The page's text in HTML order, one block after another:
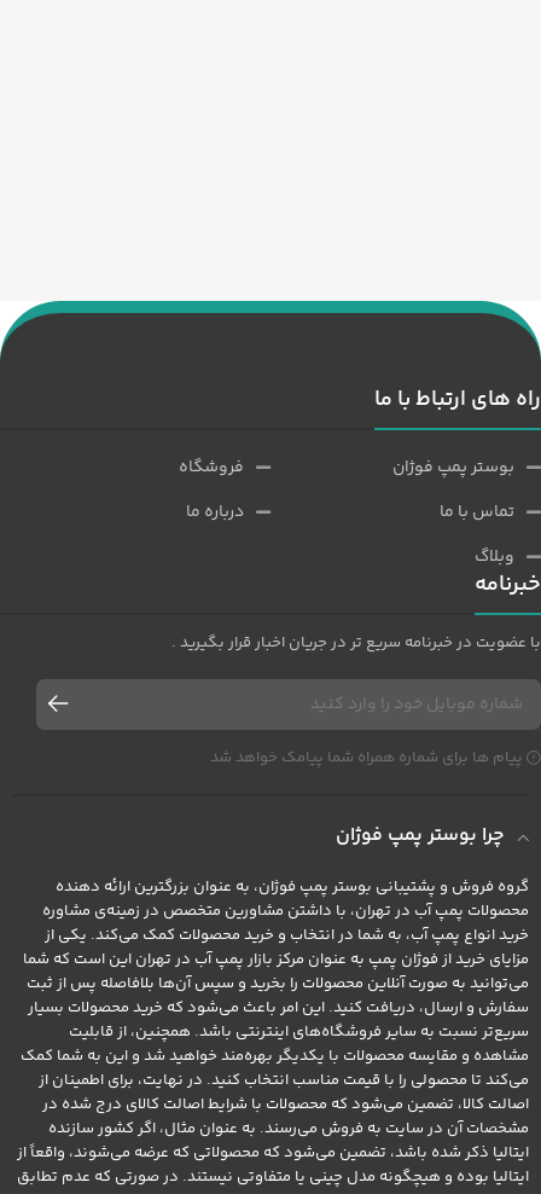
راه های ارتباط با ما
بوستر پمپ فوژان
تماس با ما
وبلاگ
فروشگاه
درباره ما
خبرنامه
با عضویت در خبرنامه سریع تر در جریان اخبار قرار بگیرید .
پیام ها برای شماره همراه شما پیامک خواهد شد
چرا بوستر پمپ فوژان
گروه فروش و پشتیبانی بوستر پمپ فوژان، به عنوان بزرگترین ارائه دهنده
محصولات پمپ آب در تهران، با داشتن مشاورین متخصص در زمینه‌ی مشاوره
خرید انواع پمپ آب، به شما در انتخاب و خرید محصولات کمک می‌کند. یکی از
مزایای خرید از فوژان پمپ به عنوان مرکز بازار پمپ آب در تهران این است که شما
می‌توانید به صورت آنلاین محصولات را بخرید و سپس آن‌ها بلافاصله پس از ثبت
سفارش و ارسال، دریافت کنید. این امر باعث می‌شود که خرید محصولات بسیار
سریع‌تر نسبت به سایر فروشگاه‌های اینترنتی باشد. همچنین، از قابلیت
مشاهده و مقایسه محصولات با یکدیگر بهره‌مند خواهید شد و این به شما کمک
می‌کند تا محصولی را با قیمت مناسب انتخاب کنید. در نهایت، برای اطمینان از
اصالت کالا، تضمین می‌شود که محصولات با شرایط اصالت کالای درج شده در
مشخصات آن در سایت به فروش می‌رسند. به عنوان مثال، اگر کشور سازنده
ایتالیا ذکر شده باشد، تضمین می‌شود که محصولاتی که عرضه می‌شوند، واقعاً از
ایتالیا بوده و هیچگونه مدل چینی یا متفاوتی نیستند. در صورتی که عدم تطابق